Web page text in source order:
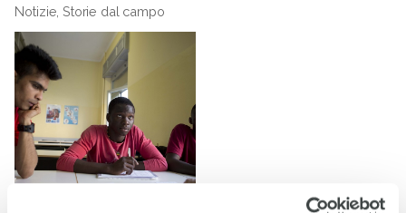
Notizie, Storie dal campo